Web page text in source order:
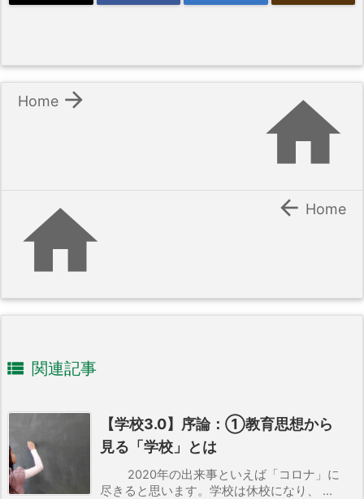


Home
  Home
 関連記事
【学校3.0】序論：①教育思想から
見る「学校」とは
2020年の出来事といえば「コロナ」に
尽きると思います。学校は休校になり、 ...